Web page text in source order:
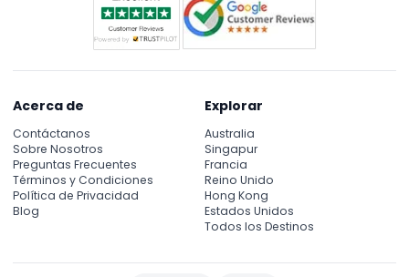
Acerca de
Contáctanos
Sobre Nosotros
Preguntas Frecuentes
Términos y Condiciones
Política de Privacidad
Blog
Explorar
Australia
Singapur
Francia
Reino Unido
Hong Kong
Estados Unidos
Todos los Destinos